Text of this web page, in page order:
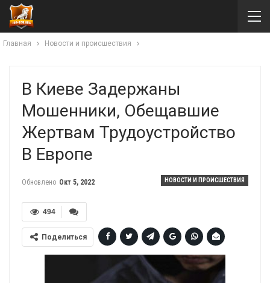
Главная Новости и происшествия
В Киеве Задержаны
Мошенники, Обещавшие
Жертвам Трудоустройство
В Европе
НОВОСТИ И ПРОИСШЕСТВИЯ
Обновлено Окт 5, 2022
494
Поделиться